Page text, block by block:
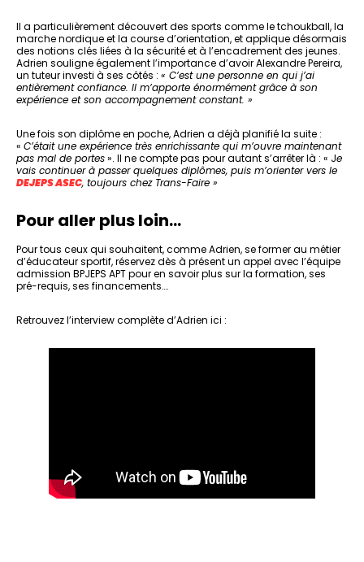
Il a particulièrement découvert des sports comme le tchoukball, la
marche nordique et la course d’orientation, et applique désormais
des notions clés liées à la sécurité et à l’encadrement des jeunes.
Adrien souligne également l’importance d’avoir Alexandre Pereira,
un tuteur investi à ses côtés : « C’est une personne en qui j’ai
entièrement confiance. Il m’apporte énormément grâce à son
expérience et son accompagnement constant. »
Une fois son diplôme en poche, Adrien a déjà planifié la suite :
« C’était une expérience très enrichissante qui m’ouvre maintenant
pas mal de portes». Il ne compte pas pour autant s’arrêter là : « Je
vais continuer à passer quelques diplômes, puis m’orienter vers le
DEJEPS ASEC, toujours chez Trans-Faire »
Pour aller plus loin…
Pour tous ceux qui souhaitent, comme Adrien, se former au métier
d’éducateur sportif, réservez dès à présent un appel avec l’équipe
admission BPJEPS APT pour en savoir plus sur la formation, ses
pré-requis, ses financements….
Retrouvez l’interview complète d’Adrien ici :